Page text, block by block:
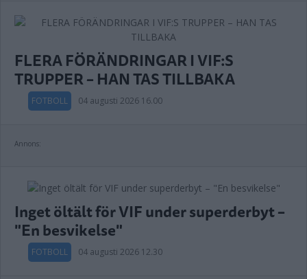
FLERA FÖRÄNDRINGAR I VIF:S
TRUPPER – HAN TAS TILLBAKA
FOTBOLL 04 augusti 2026 16.00
Annons:
Inget öltält för VIF under superderbyt –
"En besvikelse"
FOTBOLL 04 augusti 2026 12.30